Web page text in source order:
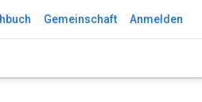
Gemeinschaft Anmelden